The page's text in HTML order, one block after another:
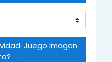
Juego Imagen
→